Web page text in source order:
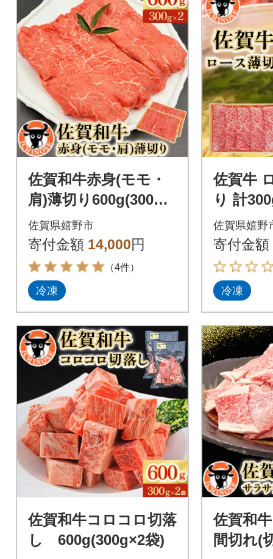
佐賀和牛赤身(モモ・
肩)薄切り600g(300g×
2)
佐賀県嬉野市
寄付金額 14,000円
（4件）
冷凍
佐賀牛
り 計
佐賀県嬉野
寄付金額
冷凍
佐賀和牛コロコロ切落
し 600g(300g×2袋)
佐賀和
間切れ(